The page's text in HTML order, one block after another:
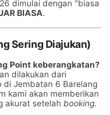
dimulai dengan "biasa
BIASA.
Sering Diajukan)
Point keberangkatan?
dilakukan dari
di Jembatan 6 Barelang
kami akan memberikan
akurat setelahbooking.